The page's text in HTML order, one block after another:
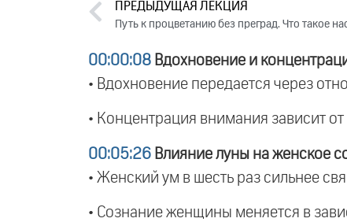
ПРЕДЫДУЩАЯ ЛЕКЦИЯ
Путь к процветанию без преград. Что такое
00:00:08 Вдохновение и
• Вдохновение передается через
• Концентрация внимания зависит
00:05:26 Влияние луны на женское
• Женский ум в шесть раз сильнее
• Сознание женщины меняется в